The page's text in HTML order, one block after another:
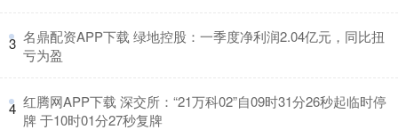
3 ​名鼎配资APP下载 绿地控股：一季度净利润2.04亿元，同比扭
亏为盈
4 ​红腾网APP下载 深交所：“21万科02”自09时31分26秒起临时停
牌 于10时01分27秒复牌